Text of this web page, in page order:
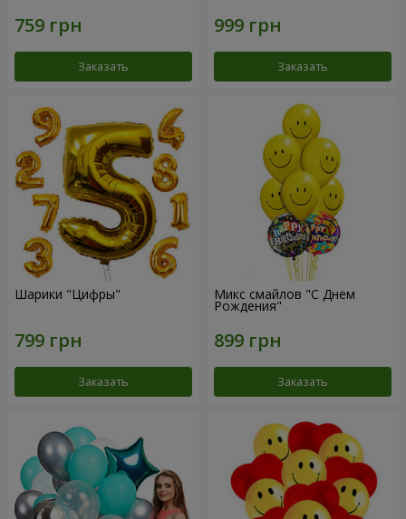
Заказать Заказать
Шарики "Цифры"
Заказать
Микс смайлов "C Днем
Рождения"
Заказать